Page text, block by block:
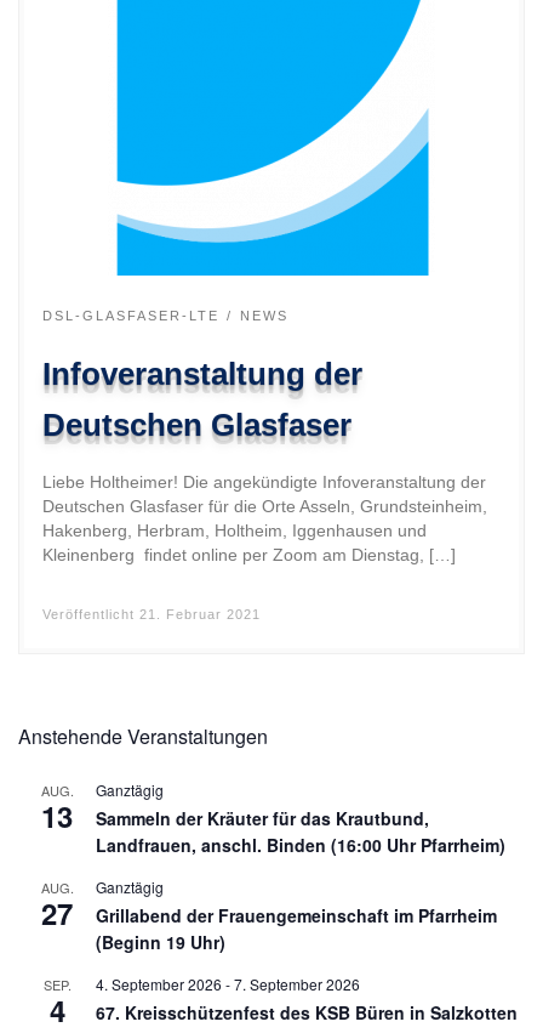
DSL-GLASFASER-LTE NEWS
Infoveranstaltung der
Deutschen Glasfaser
Liebe Holtheimer! Die angekündigte Infoveranstaltung der
Deutschen Glasfaser für die Orte Asseln, Grundsteinheim,
Hakenberg, Herbram, Holtheim, Iggenhausen und
Kleinenberg findet online per Zoom am Dienstag, […]
Veröffentlicht 21. Februar 2021
Anstehende Veranstaltungen
AUG.
13
Ganztägig
Sammeln der Kräuter für das Krautbund,
Landfrauen, anschl. Binden (16:00 Uhr Pfarrheim)
AUG.
27
Ganztägig
Grillabend der Frauengemeinschaft im Pfarrheim
(Beginn 19 Uhr)
SEP.
4
4. September 2026 -7. September 2026
67. Kreisschützenfest des KSB Büren in Salzkotten